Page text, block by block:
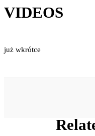
VIDEOS
już wkrótce